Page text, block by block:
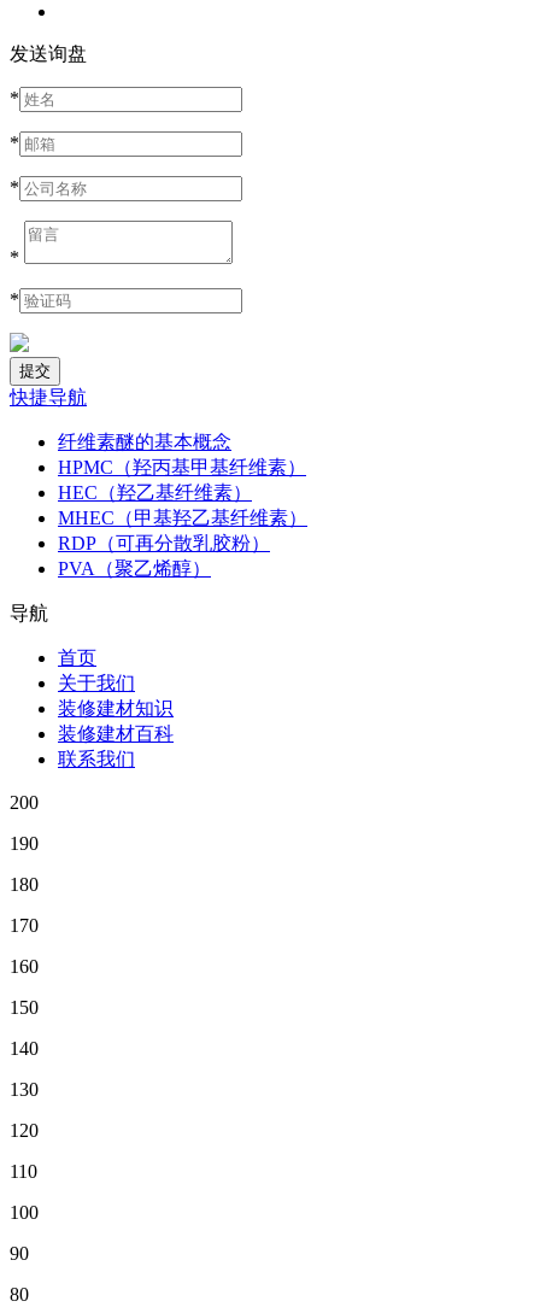
发送询盘
*
*
*
*
*
快捷导航
纤维素醚的基本概念
HPMC（羟丙基甲基纤维素）
HEC（羟乙基纤维素）
MHEC（甲基羟乙基纤维素）
RDP（可再分散乳胶粉）
PVA（聚乙烯醇）
导航
首页
关于我们
装修建材知识
装修建材百科
联系我们
200
190
180
170
160
150
140
130
120
110
100
90
80